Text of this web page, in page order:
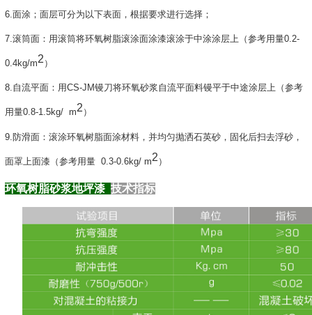
6.面涂；面层可分为以下表面，根据要求进行选择；
7.滚筒面：用滚筒将环氧树脂滚涂面涂漆滚涂于中涂涂层上（参考用量0.2-
0.4kg/m2 ）
8.自流平面：用CS-JM镘刀将环氧砂浆自流平面料镘平于中途涂层上（参考
用量0.8-1.5kg/ m2 ）
9.防滑面：滚涂环氧树脂面涂材料，并均匀抛洒石英砂，固化后扫去浮砂，
面罩上面漆（参考用量 0.3-0.6kg/ m2 ）
环氧树脂砂浆地坪漆技术指标